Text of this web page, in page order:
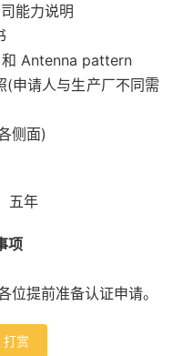
能力说明
Antenna pattern
(申请人与生产厂不同需
侧面)
五年
项
提前准备认证申请。
打赏